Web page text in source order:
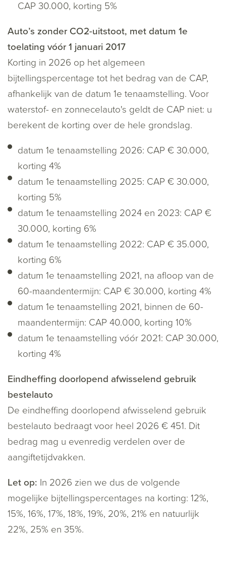
CAP 30.000, korting 5%
Auto’s zonder CO2-uitstoot, met datum 1e
toelating vóór 1 januari 2017
Korting in 2026 op het algemeen
bijtellingspercentage tot het bedrag van de CAP,
afhankelijk van de datum 1e tenaamstelling. Voor
waterstof- en zonnecelauto's geldt de CAP niet: u
berekent de korting over de hele grondslag.
datum 1e tenaamstelling 2026: CAP € 30.000,
korting 4%
datum 1e tenaamstelling 2025: CAP € 30.000,
korting 5%
datum 1e tenaamstelling 2024 en 2023: CAP €
30.000, korting 6%
datum 1e tenaamstelling 2022: CAP € 35.000,
korting 6%
datum 1e tenaamstelling 2021, na afloop van de
60-maandentermijn: CAP € 30.000, korting 4%
datum 1e tenaamstelling 2021, binnen de 60-
maandentermijn: CAP 40.000, korting 10%
datum 1e tenaamstelling vóór 2021: CAP 30.000,
korting 4%
Eindheffing doorlopend afwisselend gebruik
bestelauto
De eindheffing doorlopend afwisselend gebruik
bestelauto bedraagt voor heel 2026 € 451. Dit
bedrag mag u evenredig verdelen over de
aangiftetijdvakken.
Let op: In 2026 zien we dus de volgende
mogelijke bijtellingspercentages na korting: 12%,
15%, 16%, 17%, 18%, 19%, 20%, 21% en natuurlijk
22%, 25% en 35%.